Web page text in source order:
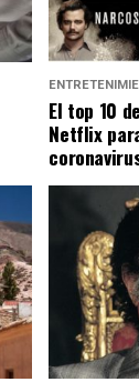
El top 10
Netflix